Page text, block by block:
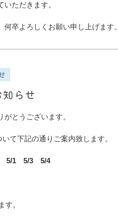
ただきます。
卒よろしくお願い申し上げます。
らせ
とうございます。
て下記の通りご案内致します。
5/1 5/3 5/4
す。